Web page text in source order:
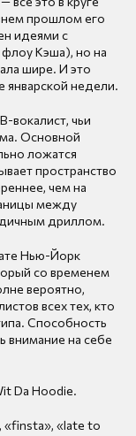
прошлом его
идеями с
флоу Кэша), но на
шире. И это
январской недели.
вокалист, чьи
Основной
ложатся
пространство
чем на
между
дриллом.
Нью-Йорк
со временем
вероятно,
всех тех, кто
Способность
внимание на себе
Da Hoodie.
«finsta», «late to